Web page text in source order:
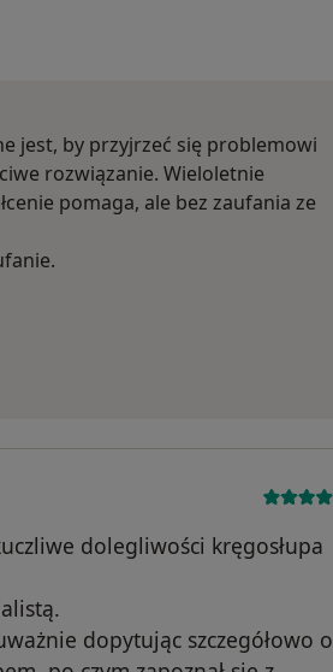
Tomasz M.
jest, by przyjrzeć się problemowi
rozwiązanie. Wieloletnie
pomaga, ale bez zaufania ze
dolegliwości kręgosłupa
dopytując szczegółowo o